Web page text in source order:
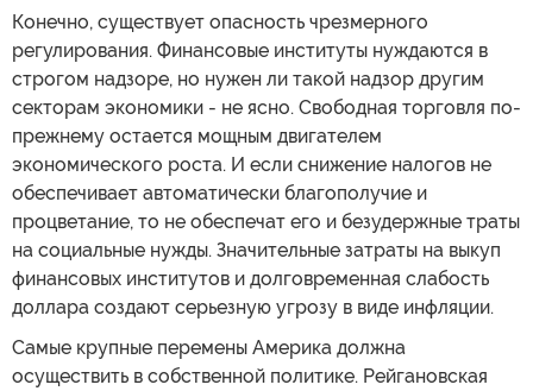
Конечно, существует опасность чрезмерного
регулирования. Финансовые институты нуждаются в
строгом надзоре, но нужен ли такой надзор другим
секторам экономики - не ясно. Свободная торговля по-
прежнему остается мощным двигателем
экономического роста. И если снижение налогов не
обеспечивает автоматически благополучие и
процветание, то не обеспечат его и безудержные траты
на социальные нужды. Значительные затраты на выкуп
финансовых институтов и долговременная слабость
доллара создают серьезную угрозу в виде инфляции.
Самые крупные перемены Америка должна
осуществить в собственной политике. Рейгановская